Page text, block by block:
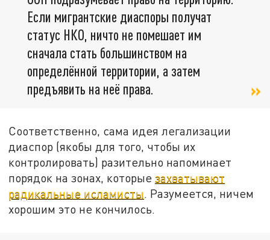
Если мигрантские диаспоры получат
статус НКО, ничто не помешает им
сначала стать большинством на
определённой территории, а затем
предъявить на неё права.
Соответственно, сама идея легализации
диаспор (якобы для того, чтобы их
контролировать) разительно напоминает
порядок на зонах, которыезахватывают
радикальные исламисты. Разумеется, ничем
хорошим это не кончилось.